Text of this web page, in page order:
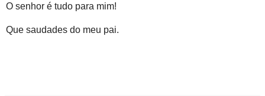
O senhor é tudo para mim!
Que saudades do meu pai.